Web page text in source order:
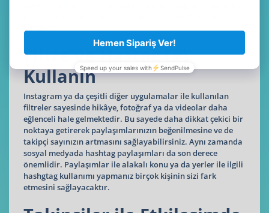
Filtre ve Hastag (#)
Kullanın
Instagram ya da çeşitli diğer uygulamalar ile kullanılan
filtreler sayesinde hikâye, fotoğraf ya da videolar daha
eğlenceli hale gelmektedir. Bu sayede daha dikkat çekici bir
noktaya getirerek paylaşımlarınızın beğenilmesine ve de
takipçi sayınızın artmasını sağlayabilirsiniz. Aynı zamanda
sosyal medyada hashtag paylaşımları da son derece
önemlidir. Paylaşımlar ile alakalı konu ya da yerler ile ilgili
hashgtag kullanımı yapmanız birçok kişinin sizi fark
etmesini sağlayacaktır.